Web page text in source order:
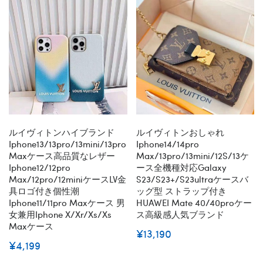
ルイヴィトンハイブランド
Iphone13/13pro/13mini/13pro
Maxケース高品質なレザー
Iphone12/12pro
Max/12pro/12miniケースLV金
具ロゴ付き個性潮
Iphone11/11pro Maxケース 男
女兼用iphone X/xr/xs/xs
Maxケース
¥4,199
ルイヴィトンおしゃれ
Iphone14/14pro
Max/13pro/13mini/12S/13ケ
ース全機種対応Galaxy
S23/S23+/S23ultraケースバ
ッグ型 ストラップ付き
HUAWEI Mate 40/40proケー
ス高級感人気ブランド
¥13,190